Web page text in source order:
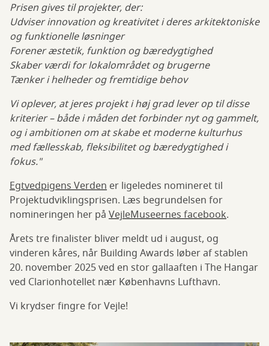
Prisen gives til projekter, der:
Udviser innovation og kreativitet i deres arkitektoniske
og funktionelle løsninger
Forener æstetik, funktion og bæredygtighed
Skaber værdi for lokalområdet og brugerne
Tænker i helheder og fremtidige behov
Vi oplever, at jeres projekt i høj grad lever op til disse
kriterier – både i måden det forbinder nyt og gammelt,
og i ambitionen om at skabe et moderne kulturhus
med fællesskab, fleksibilitet og bæredygtighed i
fokus."
Egtvedpigens Verden er ligeledes nomineret til
Projektudviklingsprisen. Læs begrundelsen for
nomineringen her på VejleMuseernes facebook.
Årets tre finalister bliver meldt ud i august, og
vinderen kåres, når Building Awards løber af stablen
20. november 2025 ved en stor gallaaften i The Hangar
ved Clarionhotellet nær Københavns Lufthavn.
Vi krydser fingre for Vejle!